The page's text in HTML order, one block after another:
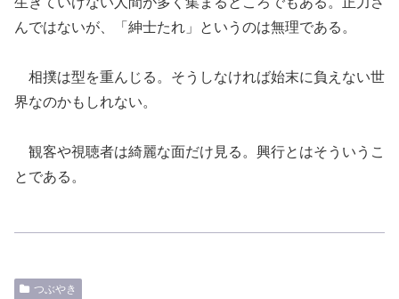
んではないが、「紳士たれ」というのは無理である。
相撲は型を重んじる。そうしなければ始末に負えない世
界なのかもしれない。
観客や視聴者は綺麗な面だけ見る。興行とはそういうこ
とである。
つぶやき